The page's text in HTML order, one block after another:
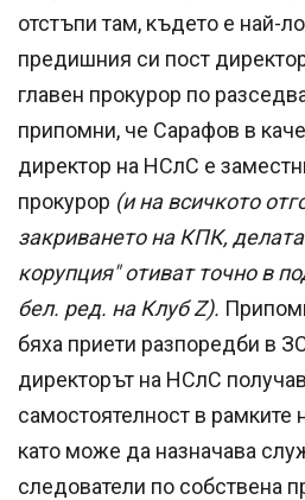
отстъпи там, където е най-
предишния си пост
главен прокурор по
припомни, че Сарафов в
директор на НСлС е
прокурор (и на всичкото
закриването на КПК,
корупция" отиват точно в
бел. ред. на Клуб Z).
бяха приети разпоредби в
директорът на НСлС
самостоятелност в рамките
като може да назначава
следователи по собствена